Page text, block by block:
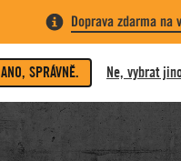
Doprava zdarma na
ANO, SPRÁVNĚ. Ne, vybrat